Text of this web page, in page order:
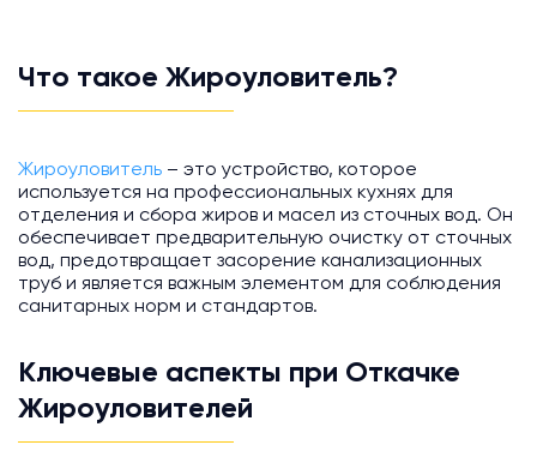
Что такое Жироуловитель?
Жироуловитель – это устройство, которое
используется на профессиональных кухнях для
отделения и сбора жиров и масел из сточных вод. Он
обеспечивает предварительную очистку от сточных
вод, предотвращает засорение канализационных
труб и является важным элементом для соблюдения
санитарных норм и стандартов.
Ключевые аспекты при Откачке
Жироуловителей